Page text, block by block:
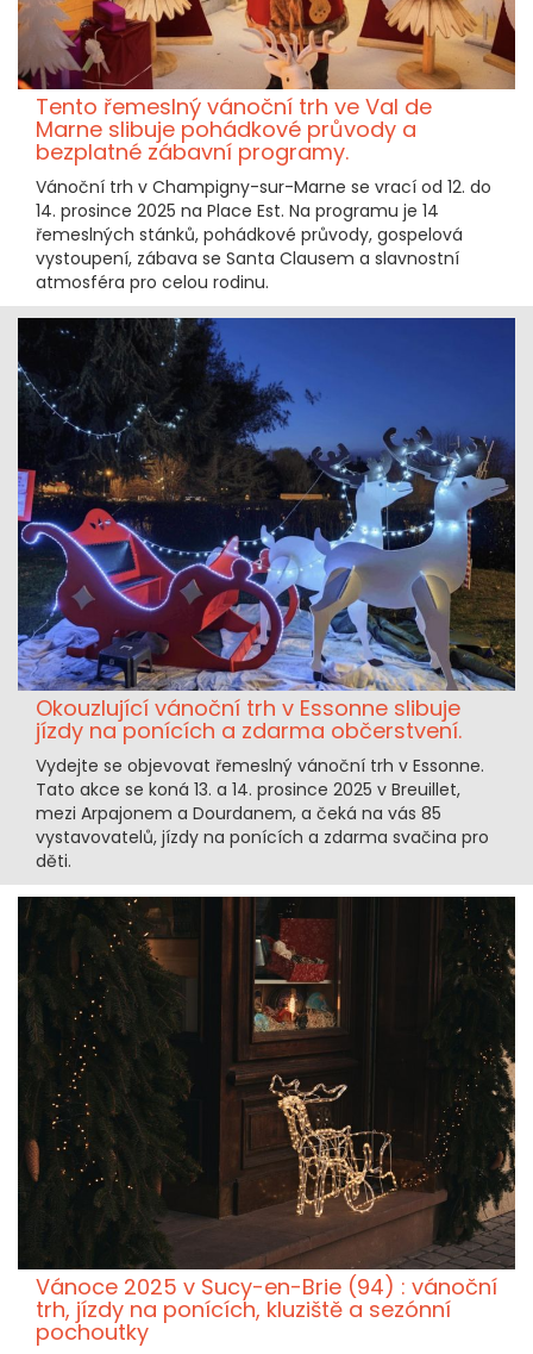
Tento řemeslný vánoční trh ve Val de
Marne slibuje pohádkové průvody a
bezplatné zábavní programy.
Vánoční trh v Champigny-sur-Marne se vrací od 12. do
14. prosince 2025 na Place Est. Na programu je 14
řemeslných stánků, pohádkové průvody, gospelová
vystoupení, zábava se Santa Clausem a slavnostní
atmosféra pro celou rodinu.
Okouzlující vánoční trh v Essonne slibuje
jízdy na ponících a zdarma občerstvení.
Vydejte se objevovat řemeslný vánoční trh v Essonne.
Tato akce se koná 13. a 14. prosince 2025 v Breuillet,
mezi Arpajonem a Dourdanem, a čeká na vás 85
vystavovatelů, jízdy na ponících a zdarma svačina pro
děti.
Vánoce 2025 v Sucy-en-Brie (94) : vánoční
trh, jízdy na ponících, kluziště a sezónní
pochoutky